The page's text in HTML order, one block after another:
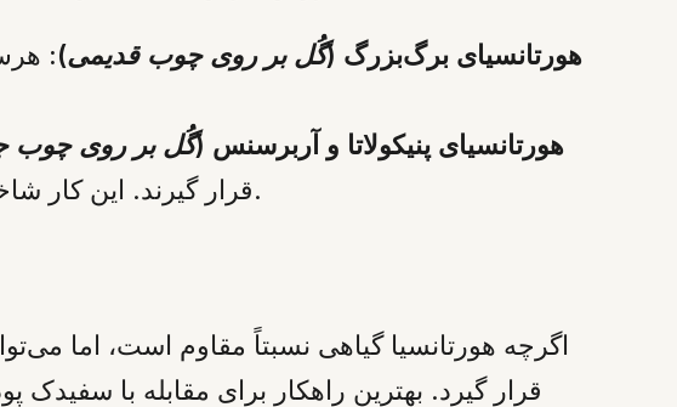
هورتانسیای برگ‌بزرگ (گُل بر روی چوب قدیمی):
هورتانسیای پنیکولاتا و آربرسنس (گُل بر روی چوب
قرار گیرند. این کار شاخه‌های قوی‌تر و شکوفه‌های بزرگ‌تری را در تابستان همان سال تضمین می‌کند.
اگرچه هورتانسیا گیاهی نسبتاً مقاوم است، اما
قرار گیرد. بهترین راهکار برای مقابله با سفیدک